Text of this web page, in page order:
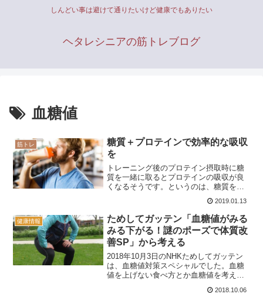
しんどい事は避けて通りたいけど健康でもありたい
ヘタレシニアの筋トレブログ
血糖値
筋トレ
糖質＋プロテインで効率的な吸収
を
トレーニング後のプロテイン摂取時に糖
質を一緒に取るとプロテインの吸収が良
くなるそうです。というのは、糖質を取
った時に膵臓から出されるインスリンと
いうホルモンがタンパク質を体に取り込
む手助けをするかららしいのです。
2019.01.13
健康情報
ためしてガッテン「血糖値がみる
みる下がる！謎のポーズで体質改
善SP」から考える
2018年10月3日のNHKためしてガッテン
は、血糖値対策スペシャルでした。血糖
値を上げない食べ方とか血糖値を考えた
2018.10.06